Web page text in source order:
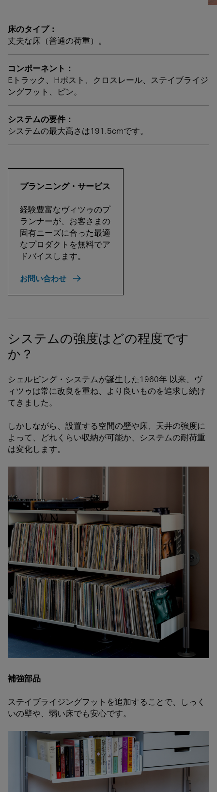
床のタイプ：
丈夫な床（普通の荷重）。
コンポーネント：
Eトラック、Hポスト、クロスレール、ステイブライジ
ングフット、ピン。
システムの要件：
システムの最大高さは191.5cmです。
プランニング・サービス
経験豊富なヴィツゥのプ
ランナーが、お客さまの
固有ニーズに合った最適
なプロダクトを無料でア
ドバイスします。
お問い合わせ
システムの強度はどの程度です
か？
シェルビング・システムが誕生した1960年 以来、ヴ
ィツゥは常に改良を重ね、より良いものを追求し続け
てきました。
しかしながら、設置する空間の壁や床、天井の強度に
よって、どれくらい収納が可能か、システムの耐荷重
は変化します。
補強部品
ステイブライジングフットを追加することで、しっく
いの壁や、弱い床でも安心です。